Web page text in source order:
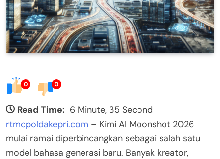
0 0
Read Time: 6 Minute, 35 Second
rtmcpoldakepri.com – Kimi AI Moonshot 2026
mulai ramai diperbincangkan sebagai salah satu
model bahasa generasi baru. Banyak kreator,